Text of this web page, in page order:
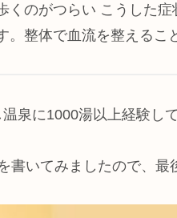
くのがつらい こうした
。整体で血流を整えるこ
泉に1000湯以上経験し
書いてみましたので、最